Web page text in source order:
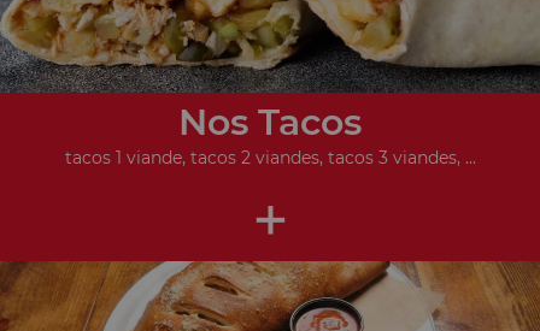
Nos Tacos
tacos 1 viande, tacos 2 viandes, tacos 3 viandes, ...
+